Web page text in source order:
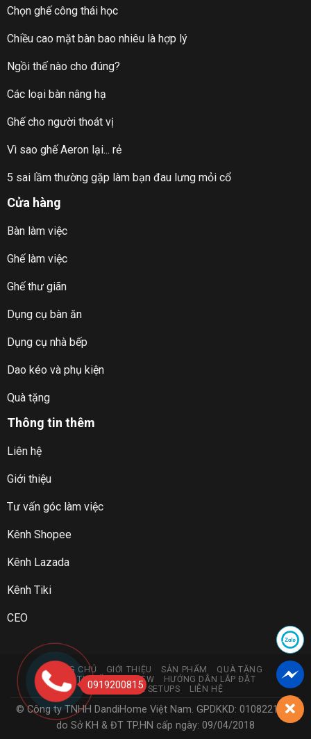
Chọn ghế công thái học
Chiều cao mặt bàn bao nhiêu là hợp lý
Ngồi thế nào cho đúng?
Các loại bàn nâng hạ
Ghế cho người thoát vị
Vì sao ghế Aeron lại... rẻ
5 sai lầm thường gặp làm bạn đau lưng mỏi cổ
Cửa hàng
Bàn làm việc
Ghế làm việc
Ghế thư giãn
Dụng cụ bàn ăn
Dụng cụ nhà bếp
Dao kéo và phụ kiện
Quà tặng
Thông tin thêm
Liên hệ
Giới thiệu
Tư vấn góc làm việc
Kênh Shopee
Kênh Lazada
Kênh Tiki
CEO
TRANG CHỦ GIỚI THIỆU SẢN PHẨM
QUÀ TẶNG
GÓC TƯ VẤN & REVIEW
HƯỚNG DẪN LẮP ĐẶT
DANDIHOME SETUPS
LIÊN HỆ
© Công ty TNHH DandiHome Việt Nam. GPDKKD: 0108221773
do Sở KH & ĐT TP.HN cấp ngày: 09/04/2018
0919200815